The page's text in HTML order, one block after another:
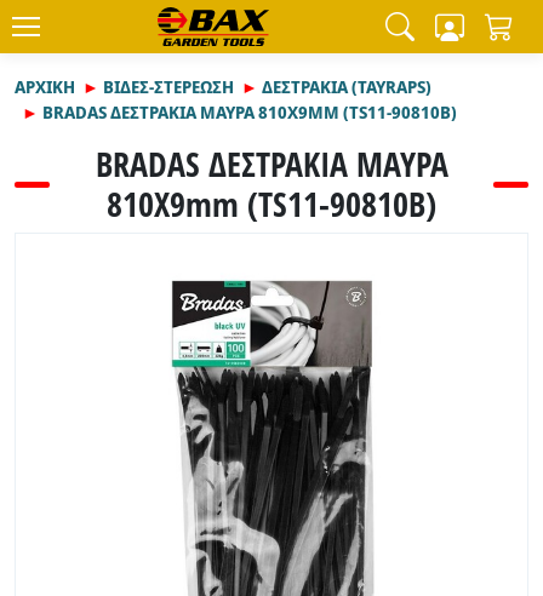
ΑΡΧΙΚΉ ΒΙΔΕΣ-ΣΤΕΡΕΩΣΗ
ΔΕΣΤΡΑΚΙΑ (TAYRAPS)
BRADAS ΔΕΣΤΡΑΚΙΑ ΜΑΥΡΑ 810Χ9MM (TS11-90810B)
BRADAS ΔΕΣΤΡΑΚΙΑ ΜΑΥΡΑ
810Χ9mm (TS11-90810B)